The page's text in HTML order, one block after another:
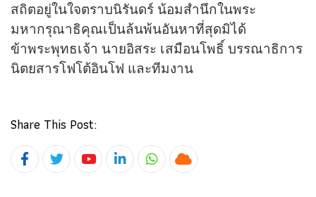
สถิตอยู่ในใจตราบนิรันดร์ น้อมสำนึกในพระ
มหากรุณาธิคุณเป็นล้นพ้นอันหาที่สุดมิได้
ข้าพระพุทธเจ้า นายอิสระ เสมือนโพธิ์ บรรณาธิการ
นิตยสารโฟโต้อินโฟ และทีมงาน
Share This Post:
YoutubeLinkedInWhatsapp
Cloud